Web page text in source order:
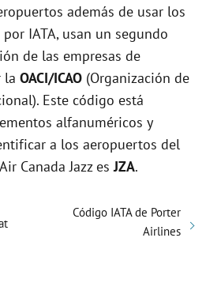
además de usar los
IATA, usan un segundo
de las empresas de
la OACI/ICAO (Organización de
Este código está
alfanuméricos y
a los aeropuertos del
Canada Jazz esJZA.
Código IATA de Porter
Airlines